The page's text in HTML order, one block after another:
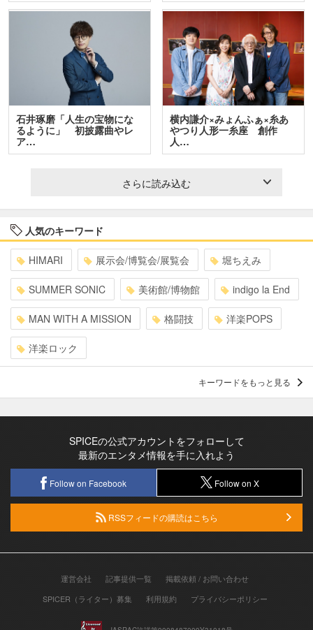
石井琢磨「人生の宝物にな
るように」 初披露曲やレ
ア…
横内謙介×みょんふぁ×糸あ
やつり人形一糸座 創作
人…
さらに読み込む
人気のキーワード
HIMARI 展示会/博覧会/展覧会 堀ちえみ
SUMMER SONIC 美術館/博物館 indigo la End
MAN WITH A MISSION 格闘技 洋楽POPS
洋楽ロック
キーワードをもっと見る
SPICEの公式アカウントをフォローして
最新のエンタメ情報を手に入れよう
Follow on Facebook Follow on X
RSSフィードの購読はこちら
運営会社 記事提供一覧
掲載依頼 / お問い合わせ
SPICER（ライター）募集
利用規約 プライバシーポリシー